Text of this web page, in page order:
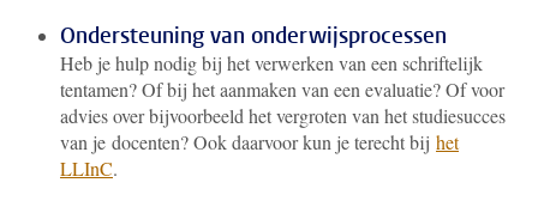
Ondersteuning van onderwijsprocessen
Heb je hulp nodig bij het verwerken van een schriftelijk
tentamen? Of bij het aanmaken van een evaluatie? Of voor
advies over bijvoorbeeld het vergroten van het studiesucces
van je docenten? Ook daarvoor kun je terecht bij het
LLInC.